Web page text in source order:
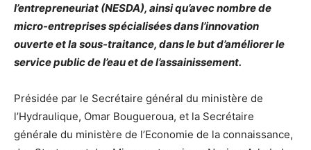
l’entrepreneuriat (NESDA), ainsi qu’avec nombre de
micro-entreprises spécialisées dans l’innovation
ouverte et la sous-traitance, dans le but d’améliorer le
service public de l’eau et de l’assainissement.
Présidée par le Secrétaire général du ministère de
l’Hydraulique, Omar Bougueroua, et la Secrétaire
générale du ministère de l’Economie de la connaissance,